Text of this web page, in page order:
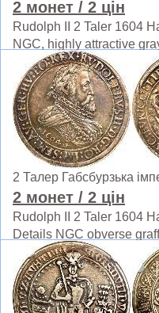
2 монет / 2 цін
Rudolph II 2 Taler 1604
NGC, highly attractive
2 Талер Габсбурзька
2 монет / 2 цін
Rudolph II 2 Taler 1604
Details NGC obverse